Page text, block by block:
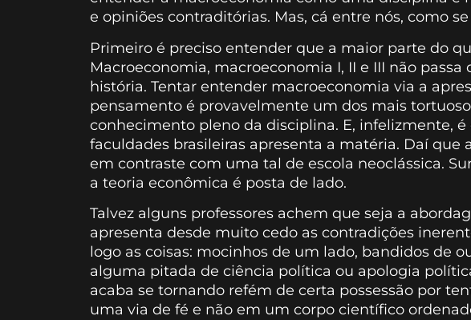
e opiniões contraditórias. Mas, cá entre nós, como
Primeiro é preciso entender que a maior parte do
Macroeconomia, macroeconomia I, II e III não passa
história. Tentar entender macroeconomia via a
pensamento é provavelmente um dos mais
conhecimento pleno da disciplina. E, infelizmente,
faculdades brasileiras apresenta a matéria. Daí que
em contraste com uma tal de escola neoclássica.
a teoria econômica é posta de lado.
Talvez alguns professores achem que seja a
apresenta desde muito cedo as contradições
logo as coisas: mocinhos de um lado, bandidos de
alguma pitada de ciência política ou apologia
acaba se tornando refém de certa possessão por
uma via de fé e não em um corpo científico